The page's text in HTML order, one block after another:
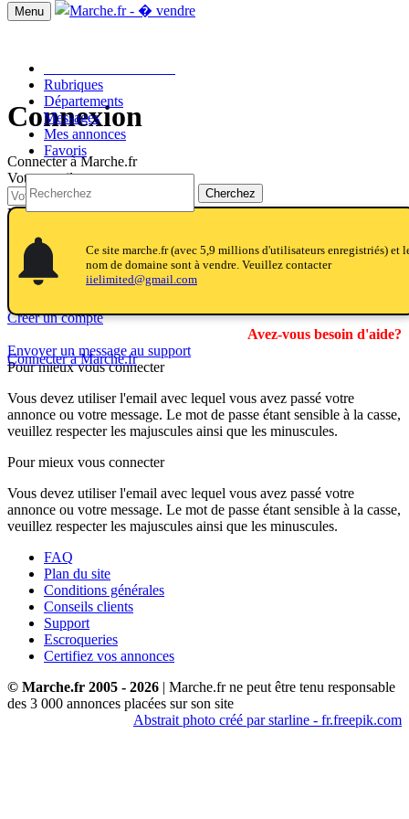
Menu
Rubriques
Départements
Messages
Mes annonces
Favoris
Cherchez
notifications
notifications
Ce site marche.fr (avec 5,9 millions d'utilisateurs enregistriés) et
nom de domaine sont à vendre. Veuillez contacter
iielimited@gmail.com
Connecter à Marche.fr
Connexion
Connecter à Marche.fr
Votre email
Mot de passe
Valider
Mot de passe oublié?
recevoir votre mot de passe
Créer un compte
Avez-vous besoin d'aide?
Envoyer un message au support
Pour mieux vous connecter
Vous devez utiliser l'email avec lequel vous avez passé votre
annonce ou votre message. Le mot de passe étant sensible à la casse,
veuillez respecter les majuscules ainsi que les minuscules.
Pour mieux vous connecter
Vous devez utiliser l'email avec lequel vous avez passé votre
annonce ou votre message. Le mot de passe étant sensible à la casse,
veuillez respecter les majuscules ainsi que les minuscules.
FAQ
Plan du site
Conditions générales
Conseils clients
Support
Escroqueries
Certifiez vos annonces
© Marche.fr 2005 - 2026 | Marche.fr ne peut être tenu responsable
des 3 000 annonces placées sur son site
Abstrait photo créé par starline - fr.freepik.com